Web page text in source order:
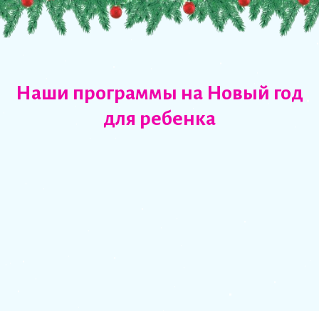
Наши программы на Новый год
для ребенка